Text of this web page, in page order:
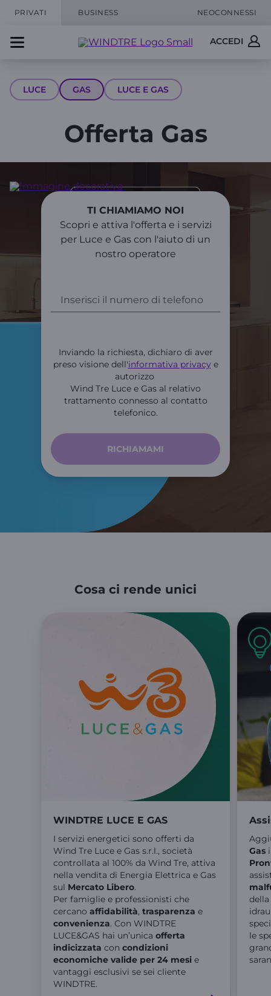
PRIVATI BUSINESS NEOCONNESSI
ACCEDI
LUCE GAS LUCE E GAS
Offerta Gas
TI CHIAMIAMO NOI
Scopri e attiva l'offerta e i servizi
per Luce e Gas con l'aiuto di un
nostro operatore
Inviando la richiesta, dichiaro di aver
preso visione dell'informativa privacye
autorizzo
Wind Tre Luce e Gas al relativo
trattamento connesso al contatto
telefonico.
RICHIAMAMI
Cosa ci rende unici
WINDTRE LUCE E GAS
I servizi energetici sono offerti da
Wind Tre Luce e Gas s.r.l., società
controllata al 100% da Wind Tre, attiva
nella vendita di Energia Elettrica e Gas
sul Mercato Libero.​
Per famiglie e professionisti che
cercano affidabilità, trasparenza e
convenienza. Con WINDTRE
LUCE&GAS hai un’unica offerta
indicizzata con condizioni
economiche valide per 24 mesi e
vantaggi esclusivi se sei cliente
WINDTRE.
Gas
le